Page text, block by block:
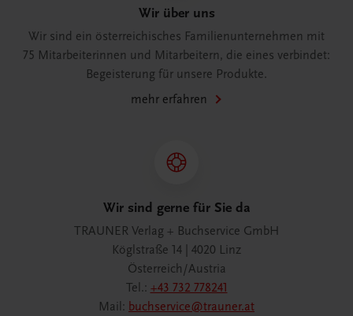
Wir über uns
Wir sind ein österreichisches Familienunternehmen mit
75 Mitarbeiterinnen und Mitarbeitern, die eines verbindet:
Begeisterung für unsere Produkte.
mehr erfahren
Wir sind gerne für Sie da
TRAUNER Verlag + Buchservice GmbH
Köglstraße 14 | 4020 Linz
Österreich/Austria
Tel.: +43 732 778241
Mail: buchservice@trauner.at